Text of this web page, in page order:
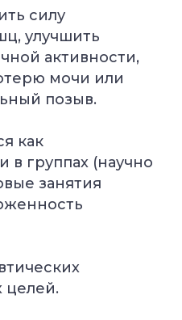
силу
улучшить
активности,
мочи или
позыв.
как
в группах (научно
занятия
целей.